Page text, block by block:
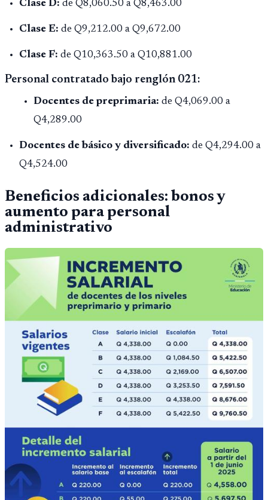
Clase D: de Q8,060.50 a Q8,463.00
Clase E: de Q9,212.00 a Q9,672.00
Clase F: de Q10,363.50 a Q10,881.00
Personal contratado bajo renglón 021:
Docentes de preprimaria: de Q4,069.00 a
Q4,289.00
Docentes de básico y diversificado: de Q4,294.00 a
Q4,524.00
Beneficios adicionales: bonos y
aumento para personal
administrativo